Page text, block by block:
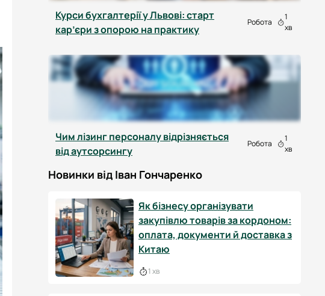
Курси бухгалтерії у Львові: старт
кар’єри з опорою на практику
Робота
1
хв
Чим лізинг персоналу відрізняється
від аутсорсингу
Робота
1
хв
Новинки від Іван Гончаренко
Як бізнесу організувати
закупівлю товарів за кордоном:
оплата, документи й доставка з
Китаю
1 хв